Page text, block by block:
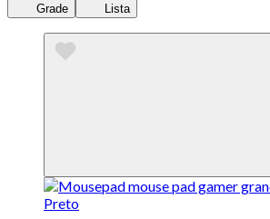
Grade Lista